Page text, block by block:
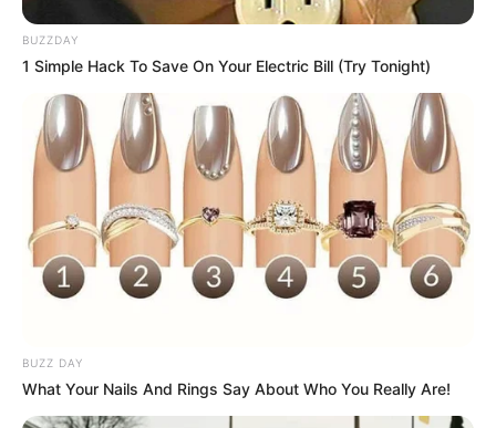
Reutilize embalagens de
vidro fazendo vasos para
flores
BUZZDAY
1 Simple Hack To Save On Your Electric Bill (Try Tonight)
BUZZ DAY
What Your Nails And Rings Say About Who You Really Are!